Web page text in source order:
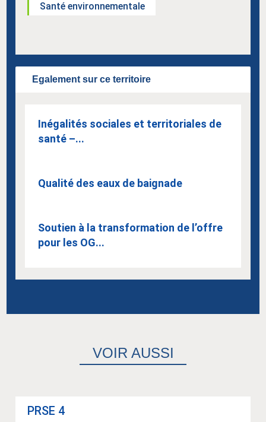
Santé environnementale
Egalement sur ce territoire
Inégalités sociales et territoriales de
santé –...
Qualité des eaux de baignade
Soutien à la transformation de l’offre
pour les OG...
VOIR AUSSI
PRSE 4